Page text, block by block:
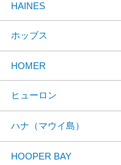
HAINES
ホッブス
HOMER
ヒューロン
ハナ（マウイ島）
HOOPER BAY